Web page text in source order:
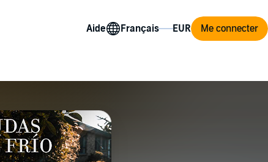
Aide Me connecter